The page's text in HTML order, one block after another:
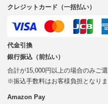
クレジットカード（一括払い）
代金引換
銀行振込（前払い）
合計が15,000円以上の場合のみご選
※振込手数料はお客様負担となりま
Amazon Pay